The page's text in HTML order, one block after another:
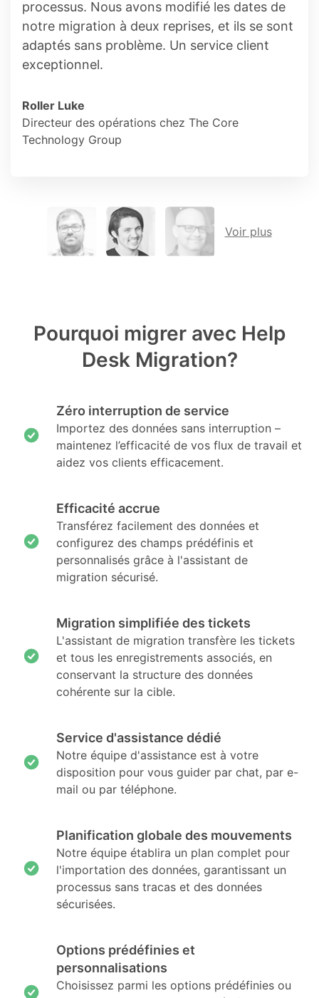
processus. Nous avons modifié les dates de
notre migration à deux reprises, et ils se sont
adaptés sans problème. Un service client
exceptionnel.
Roller Luke
Directeur des opérations chez The Core
Technology Group
Voir plus
Pourquoi migrer avec Help
Desk Migration?
Zéro interruption de service
Importez des données sans interruption –
maintenez l’efficacité de vos flux de travail et
aidez vos clients efficacement.
Efficacité accrue
Transférez facilement des données et
configurez des champs prédéfinis et
personnalisés grâce à l'assistant de
migration sécurisé.
Migration simplifiée des tickets
L'assistant de migration transfère les tickets
et tous les enregistrements associés, en
conservant la structure des données
cohérente sur la cible.
Service d'assistance dédié
Notre équipe d'assistance est à votre
disposition pour vous guider par chat, par e-
mail ou par téléphone.
Planification globale des mouvements
Notre équipe établira un plan complet pour
l'importation des données, garantissant un
processus sans tracas et des données
sécurisées.
Options prédéfinies et
personnalisations
Choisissez parmi les options prédéfinies ou